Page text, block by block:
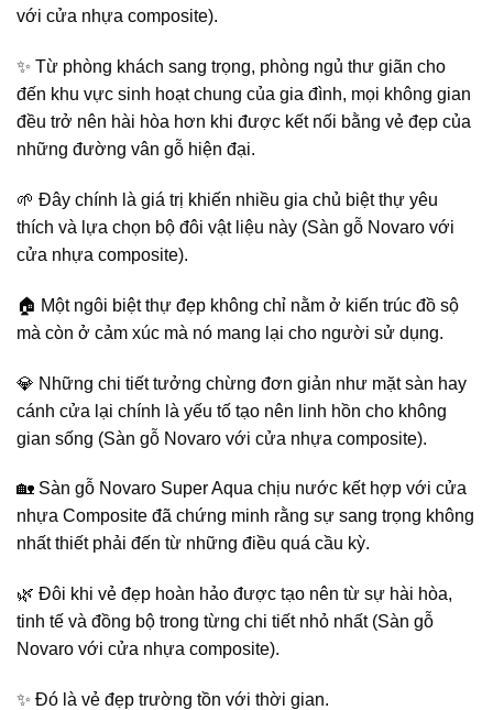
với cửa nhựa composite).
✨ Từ phòng khách sang trọng, phòng ngủ thư giãn cho
đến khu vực sinh hoạt chung của gia đình, mọi không gian
đều trở nên hài hòa hơn khi được kết nối bằng vẻ đẹp của
những đường vân gỗ hiện đại.
🌱 Đây chính là giá trị khiến nhiều gia chủ biệt thự yêu
thích và lựa chọn bộ đôi vật liệu này (Sàn gỗ Novaro với
cửa nhựa composite).
🏠 Một ngôi biệt thự đẹp không chỉ nằm ở kiến trúc đồ sộ
mà còn ở cảm xúc mà nó mang lại cho người sử dụng.
💎 Những chi tiết tưởng chừng đơn giản như mặt sàn hay
cánh cửa lại chính là yếu tố tạo nên linh hồn cho không
gian sống (Sàn gỗ Novaro với cửa nhựa composite).
🏡 Sàn gỗ Novaro Super Aqua chịu nước kết hợp với cửa
nhựa Composite đã chứng minh rằng sự sang trọng không
nhất thiết phải đến từ những điều quá cầu kỳ.
🌿 Đôi khi vẻ đẹp hoàn hảo được tạo nên từ sự hài hòa,
tinh tế và đồng bộ trong từng chi tiết nhỏ nhất (Sàn gỗ
Novaro với cửa nhựa composite).
✨ Đó là vẻ đẹp trường tồn với thời gian.